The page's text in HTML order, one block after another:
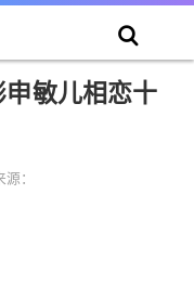
敏儿相恋十
源：